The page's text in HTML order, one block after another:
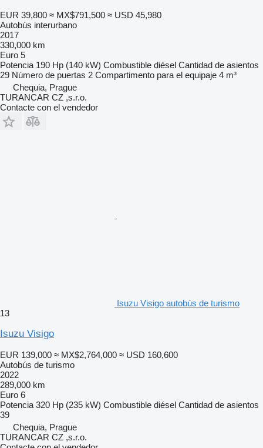
EUR 39,800 ≈ MX$791,500 ≈ USD 45,980
Autobús interurbano
2017
330,000 km
Euro 5
Potencia 190 Hp (140 kW) Combustible diésel Cantidad de asientos
29 Número de puertas 2 Compartimento para el equipaje 4 m³
Chequia, Prague
TURANCAR CZ ,s.r.o.
Contacte con el vendedor
Isuzu Visigo autobús de turismo
13
Isuzu Visigo
EUR 139,000 ≈ MX$2,764,000 ≈ USD 160,600
Autobús de turismo
2022
289,000 km
Euro 6
Potencia 320 Hp (235 kW) Combustible diésel Cantidad de asientos
39
Chequia, Prague
TURANCAR CZ ,s.r.o.